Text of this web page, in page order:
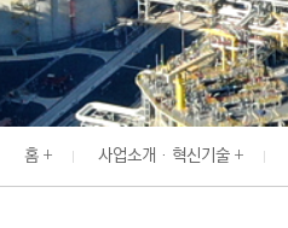
N
E
E
R
I
N
홈 사업소개 · 혁신기술